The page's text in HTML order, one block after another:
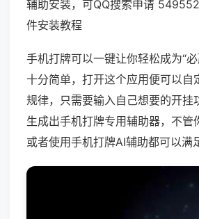
辅助安装，可QQ搜索申请
件安装教程
手机打牌可以一键让你轻松成为“
十分简单，打开这个应用便可以自
规律，只需要输入自己想要的开挂
生成出手机打牌专用辅助器，不管
或者使用手机打牌AI辅助都可以满